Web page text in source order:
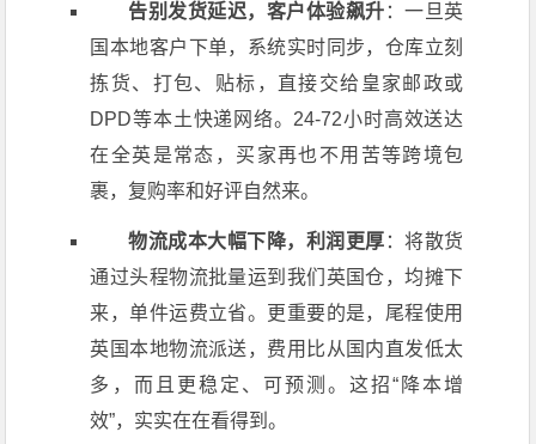
告别发货延迟，客户体验飙升 ：一旦英
国本地客户下单，系统实时同步，仓库立刻
拣货、打包、贴标，直接交给皇家邮政或
DPD等本土快递网络。24-72小时高效送达
在全英是常态，买家再也不用苦等跨境包
裹，复购率和好评自然来。
物流成本大幅下降，利润更厚 ：将散货
通过头程物流批量运到我们英国仓，均摊下
来，单件运费立省。更重要的是，尾程使用
英国本地物流派送，费用比从国内直发低太
多，而且更稳定、可预测。这招“降本增
效”，实实在在看得到。